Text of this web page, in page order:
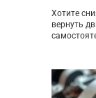
Хотите
вернуть